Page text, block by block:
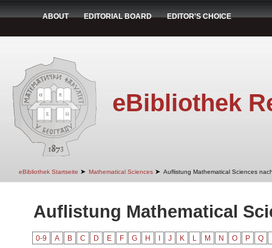
ABOUT EDITORIAL BOARD EDITOR'S CHOICE
eBibliothek
eBibliothek Startseite ➤ Mathematical Sciences ➤ Auflistung Mathematical Sciences
Auflistung Mathematical
0-9 A B C D E F G H J K L M N O P Q